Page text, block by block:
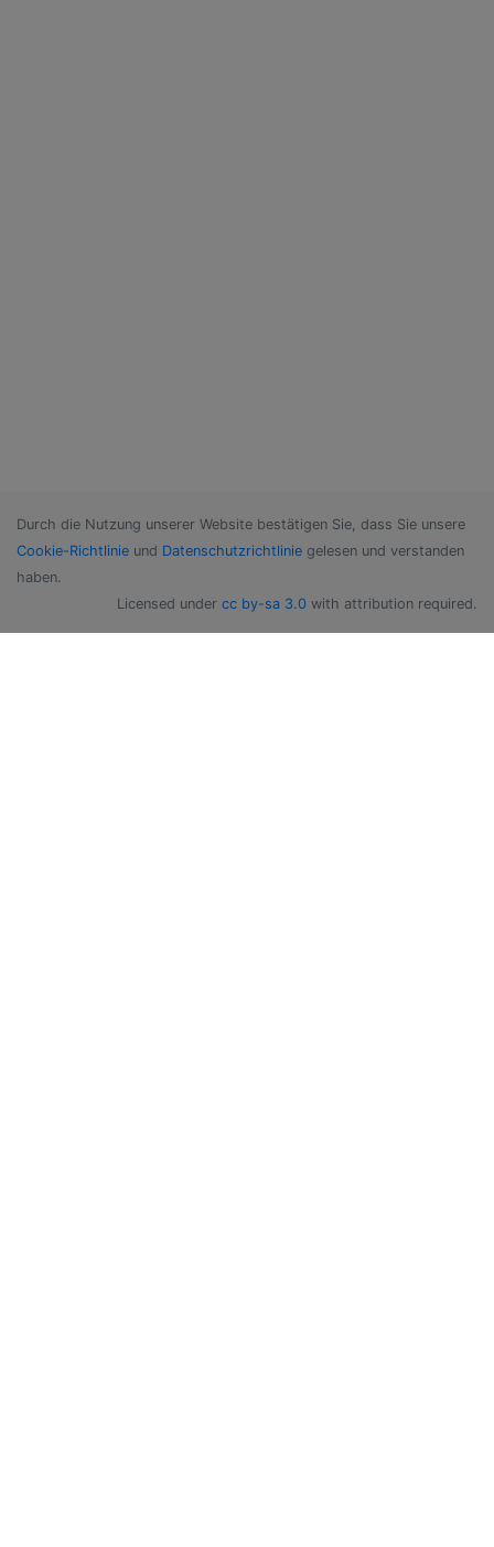
Durch die Nutzung unserer Website bestätigen Sie, dass Sie unsere
Cookie-Richtlinie und Datenschutzrichtlinie gelesen und verstanden
haben.
Licensed under cc by-sa 3.0 with attribution required.